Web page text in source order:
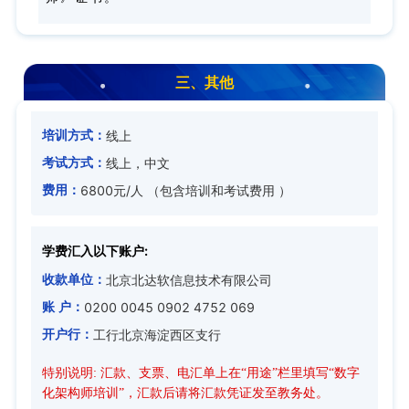
三、其他
培训方式： 线上
考试方式： 线上，中文
费用： 6800元/人 （包含培训和考试费用 ）
学费汇入以下账户:
收款单位： 北京北达软信息技术有限公司
账 户： 0200 0045 0902 4752 069
开户行： 工行北京海淀西区支行
特别说明: 汇款、支票、电汇单上在“用途”栏里填写“数字
化架构师培训”，汇款后请将汇款凭证发至教务处。